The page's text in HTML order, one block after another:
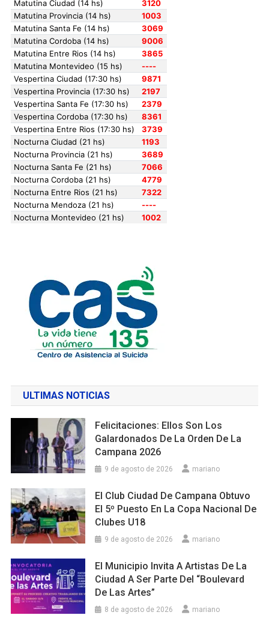
ULTIMAS NOTICIAS
Felicitaciones: Ellos Son Los
Galardonados De La Orden De La
Campana 2026
9 de agosto de 2026 mariano
El Club Ciudad De Campana Obtuvo
El 5º Puesto En La Copa Nacional De
Clubes U18
9 de agosto de 2026 mariano
El Municipio Invita A Artistas De La
Ciudad A Ser Parte Del “Boulevard
De Las Artes”
8 de agosto de 2026 mariano